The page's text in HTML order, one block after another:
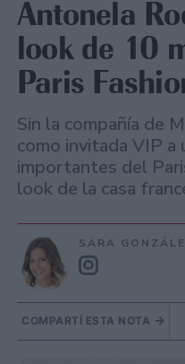
Antonela
look de 10
Paris
Sin la compañía de
como invitada VIP
importantes del
look de la casa
SARA
COMPARTÍ ESTA NOTA